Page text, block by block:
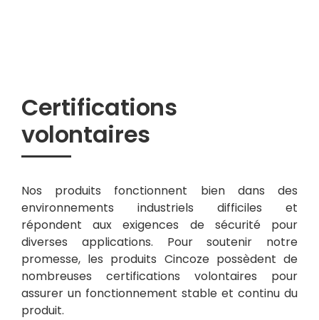
Certifications
volontaires
Nos produits fonctionnent bien dans des
environnements industriels difficiles et
répondent aux exigences de sécurité pour
diverses applications. Pour soutenir notre
promesse, les produits Cincoze possèdent de
nombreuses certifications volontaires pour
assurer un fonctionnement stable et continu du
produit.